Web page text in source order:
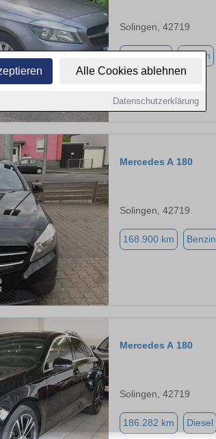
Alle Cookies ablehnen
Datenschutzerklärung
Solingen, 42719
Benzin
Mercedes A 180
Solingen, 42719
168.900 km Benzin
Mercedes A 180
Solingen, 42719
186.282 km Diesel